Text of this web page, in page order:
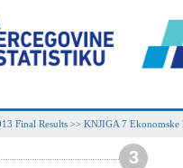
Final Results >> KNJIGA 7 Ekonomske
3